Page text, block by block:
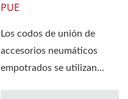
PUE
Los codos de unión de
accesorios neumáticos
empotrados se utilizan